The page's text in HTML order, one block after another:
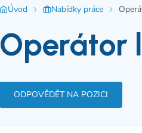
Úvod Nabídky práce
Operátor
ODPOVĚDĚT NA POZICI